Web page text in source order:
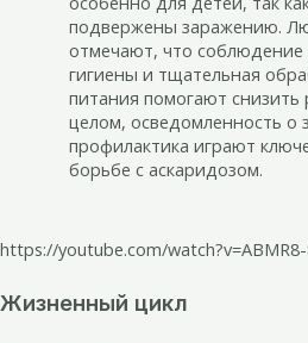
подвержены заражению.
отмечают, что соблюдение
гигиены и тщательная
питания помогают снизить
целом, осведомленность о
профилактика играют
борьбе с аскаридозом.
https://youtube.com/
Жизненный цикл